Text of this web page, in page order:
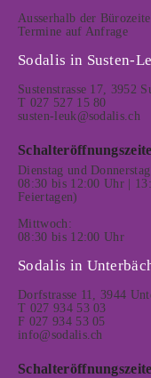
Ausserhalb der
Termine auf Anfrage
Sodalis in Susten-
Sustenstrasse 17, 3952
T 027 527 15 80
susten-leuk@sodalis.ch
Dienstag und
08:30 bis 12:00 Uhr |
Feiertagen)
Mittwoch:
08:30 bis 12:00 Uhr
Sodalis in
Dorfstrasse 11, 3944
T 027 934 53 03
F 027 934 53 05
info@sodalis.ch